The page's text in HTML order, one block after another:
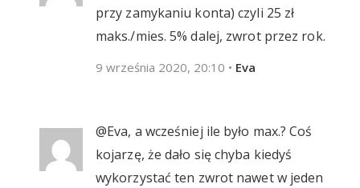
przy zamykaniu konta) czyli 25 zł
maks./mies. 5% dalej, zwrot przez rok.
9 września 2020, 20:10 • Eva
@Eva, a wcześniej ile było max.? Coś
kojarzę, że dało się chyba kiedyś
wykorzystać ten zwrot nawet w jeden